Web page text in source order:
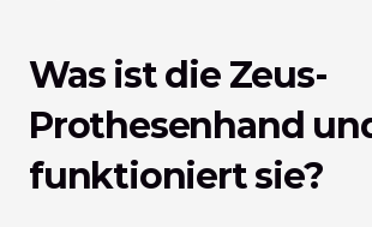
Was ist die Zeus-
Prothesenhand
funktioniert sie?